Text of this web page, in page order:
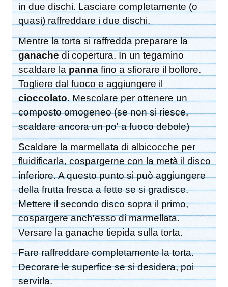
in due dischi. Lasciare completamente (o
quasi) raffreddare i due dischi.
Mentre la torta si raffredda preparare la
ganache di copertura. In un tegamino
scaldare la panna fino a sfiorare il bollore.
Togliere dal fuoco e aggiungere il
cioccolato. Mescolare per ottenere un
composto omogeneo (se non si riesce,
scaldare ancora un po' a fuoco debole)
Scaldare la marmellata di albicocche per
fluidificarla, cospargerne con la metà il disco
inferiore. A questo punto si può aggiungere
della frutta fresca a fette se si gradisce.
Mettere il secondo disco sopra il primo,
cospargere anch'esso di marmellata.
Versare la ganache tiepida sulla torta.
Fare raffreddare completamente la torta.
Decorare le superfice se si desidera, poi
servirla.